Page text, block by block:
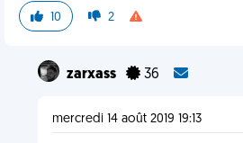
10 2
zarxass 36
mercredi 14 août 2019 19:13